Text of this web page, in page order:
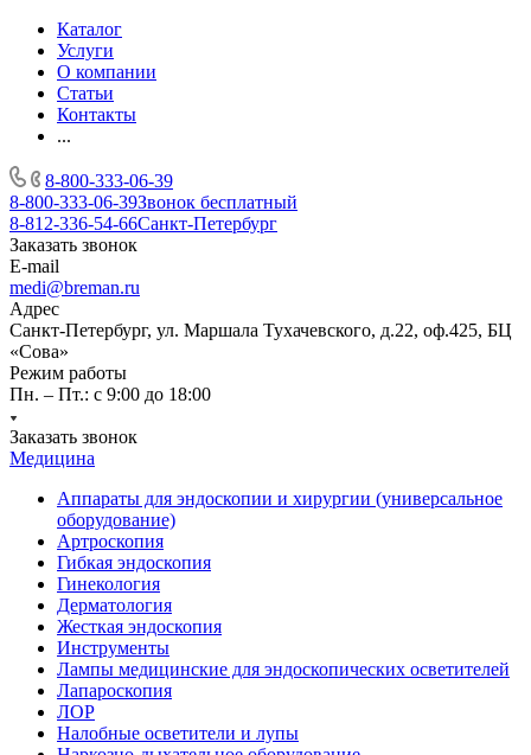
Каталог
Услуги
О компании
Статьи
Контакты
...
8-800-333-06-39
8-800-333-06-39Звонок бесплатный
8-812-336-54-66Санкт-Петербург
Заказать звонок
E-mail
medi@breman.ru
Адрес
Санкт-Петербург, ул. Маршала Тухачевского, д.22, оф.425, БЦ
«Сова»
Режим работы
Пн. – Пт.: с 9:00 до 18:00
Заказать звонок
Медицина
Аппараты для эндоскопии и хирургии (универсальное
оборудование)
Артроскопия
Гибкая эндоскопия
Гинекология
Дерматология
Жесткая эндоскопия
Инструменты
Лампы медицинские для эндоскопических осветителей
Лапароскопия
ЛОР
Налобные осветители и лупы